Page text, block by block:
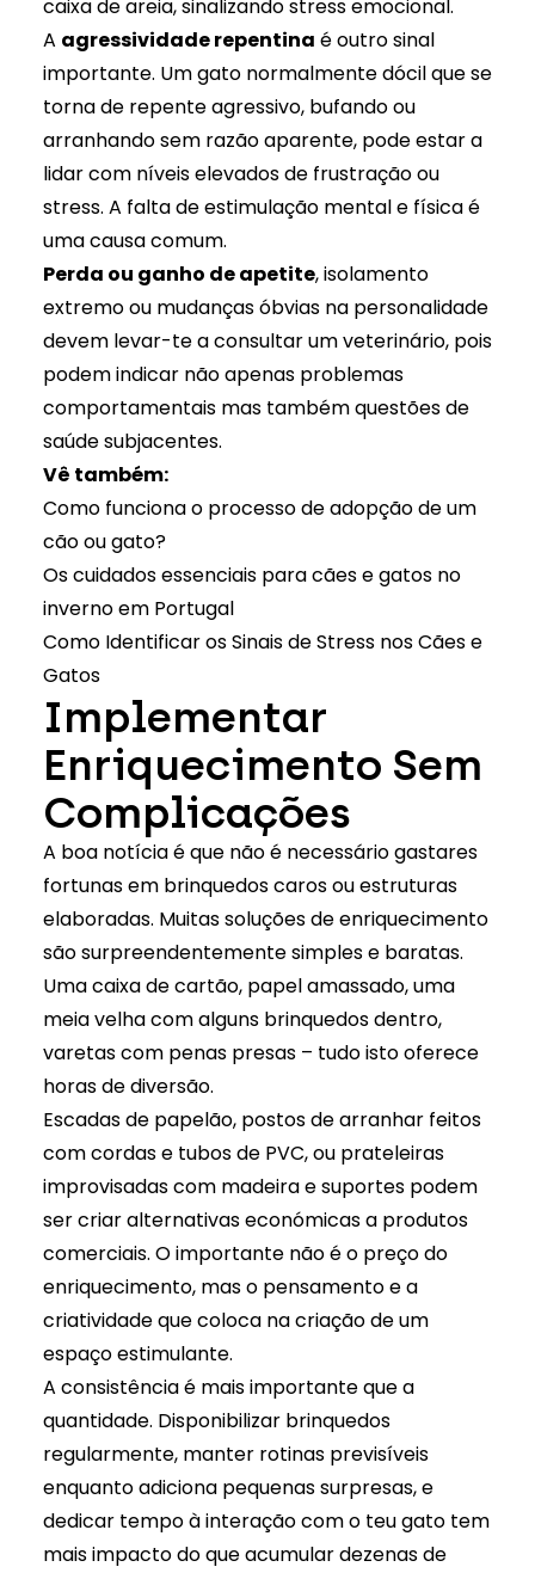
caixa de areia, sinalizando stress emocional.
A agressividade repentina é outro sinal
importante. Um gato normalmente dócil que se
torna de repente agressivo, bufando ou
arranhando sem razão aparente, pode estar a
lidar com níveis elevados de frustração ou
stress. A falta de estimulação mental e física é
uma causa comum.
Perda ou ganho de apetite, isolamento
extremo ou mudanças óbvias na personalidade
devem levar-te a consultar um veterinário, pois
podem indicar não apenas problemas
comportamentais mas também questões de
saúde subjacentes.
Vê também:
Como funciona o processo de adopção de um
cão ou gato?
Os cuidados essenciais para cães e gatos no
inverno em Portugal
Como Identificar os Sinais de Stress nos Cães e
Gatos
Implementar
Enriquecimento Sem
Complicações
A boa notícia é que não é necessário gastares
fortunas em brinquedos caros ou estruturas
elaboradas. Muitas soluções de enriquecimento
são surpreendentemente simples e baratas.
Uma caixa de cartão, papel amassado, uma
meia velha com alguns brinquedos dentro,
varetas com penas presas – tudo isto oferece
horas de diversão.
Escadas de papelão, postos de arranhar feitos
com cordas e tubos de PVC, ou prateleiras
improvisadas com madeira e suportes podem
ser criar alternativas económicas a produtos
comerciais. O importante não é o preço do
enriquecimento, mas o pensamento e a
criatividade que coloca na criação de um
espaço estimulante.
A consistência é mais importante que a
quantidade. Disponibilizar brinquedos
regularmente, manter rotinas previsíveis
enquanto adiciona pequenas surpresas, e
dedicar tempo à interação com o teu gato tem
mais impacto do que acumular dezenas de